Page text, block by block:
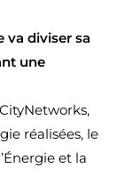
va diviser sa
une
réalisées, le
et la